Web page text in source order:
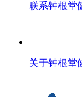
联系钟根堂
关于钟根堂